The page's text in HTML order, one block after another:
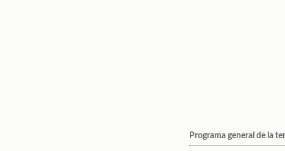
Programa general de la